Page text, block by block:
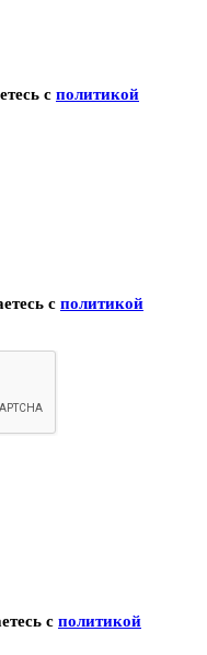
с политикой
с политикой
с политикой